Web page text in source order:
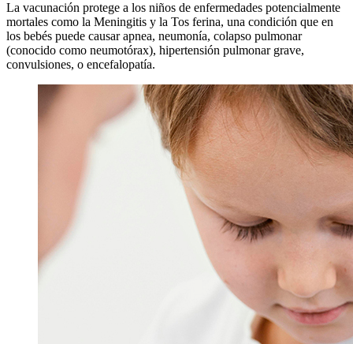
La vacunación protege a los niños de enfermedades potencialmente
mortales como la Meningitis y la Tos ferina, una condición que en
los bebés puede causar apnea, neumonía, colapso pulmonar
(conocido como neumotórax), hipertensión pulmonar grave,
convulsiones, o encefalopatía.